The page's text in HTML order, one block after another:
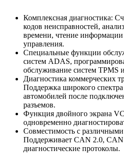
Комплексная диагностика:
кодов неисправностей,
времени, чтение
управления.
Специальные функции
систем ADAS,
обслуживание систем TPMS
Диагностика коммерческих
Поддержка широкого
автомобилей после
разъемов.
Функция двойного экрана
одновременно
Совместимость с
Поддерживает CAN 2.0,
диагностические протоколы.